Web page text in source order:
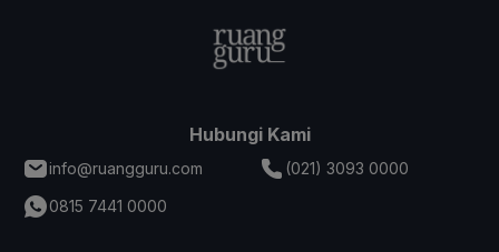
Hubungi Kami
info@ruangguru.com
(021) 3093 0000
0815 7441 0000